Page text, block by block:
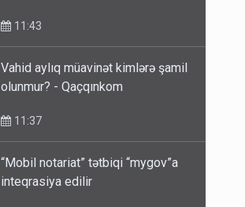
Vahid aylıq müavinət kimlərə şamil
“Mobil notariat” tətbiqi “mygov”a